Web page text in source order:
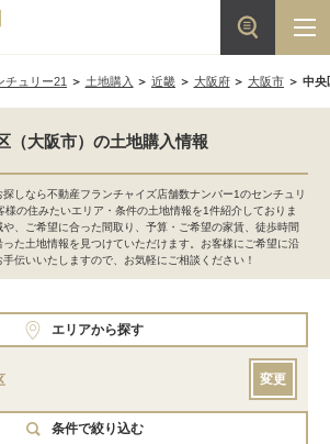
チュリー21 土地購入 近畿 大阪府 大阪市 中央
（大阪市）の土地購入情報
しなら不動産フランチャイズ店舗数ナンバー1のセンチュリ
様の住みたいエリア・条件の土地情報を1件紹介しておりま
、ご希望に合った間取り、予算・ご希望の家賃、徒歩時間
た土地情報を見つけていただけます。お客様にご希望に沿
伝いいたしますので、お気軽にご相談ください！
エリアから探す
変更
条件で絞り込む